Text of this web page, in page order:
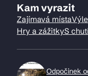
Kam vyrazit
Zajímavá místa
Hry a zážitkyS
Odpočinek